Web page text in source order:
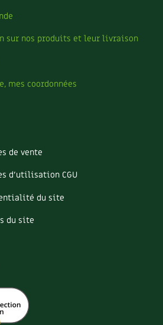
sur nos produits et leur livraison
mes coordonnées
de vente
d’utilisation CGU
du site
du site